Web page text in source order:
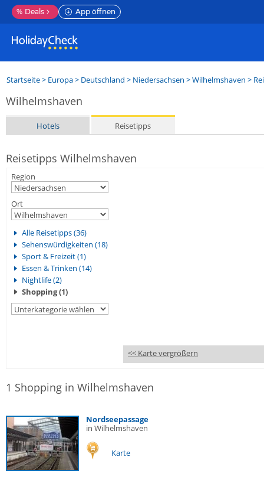
% Deals App öffnen
Startseite> Europa> Deutschland > Niedersachsen >Wilhelmshaven >
Wilhelmshaven
Hotels Reisetipps
Reisetipps Wilhelmshaven
Region
Ort
Alle Reisetipps (36)
Sehenswürdigkeiten (18)
Sport & Freizeit (1)
Essen & Trinken (14)
Nightlife (2)
Shopping (1)
<< Karte vergrößern
1 Shopping in Wilhelmshaven
Nordseepassage
in Wilhelmshaven
Karte